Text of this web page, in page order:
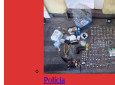
Polícia